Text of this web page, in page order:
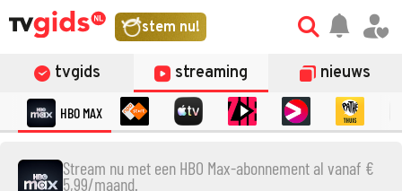
stem nu!
tvgids streaming nieuws
HBO MAX
Stream nu met een HBO Max-abonnement al vanaf €
5,99/maand.